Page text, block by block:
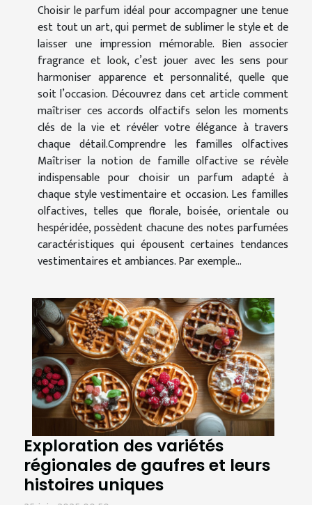
Choisir le parfum idéal pour accompagner une tenue
est tout un art, qui permet de sublimer le style et de
laisser une impression mémorable. Bien associer
fragrance et look, c’est jouer avec les sens pour
harmoniser apparence et personnalité, quelle que
soit l’occasion. Découvrez dans cet article comment
maîtriser ces accords olfactifs selon les moments
clés de la vie et révéler votre élégance à travers
chaque détail.Comprendre les familles olfactives
Maîtriser la notion de famille olfactive se révèle
indispensable pour choisir un parfum adapté à
chaque style vestimentaire et occasion. Les familles
olfactives, telles que florale, boisée, orientale ou
hespéridée, possèdent chacune des notes parfumées
caractéristiques qui épousent certaines tendances
vestimentaires et ambiances. Par exemple...
Exploration des variétés
régionales de gaufres et leurs
histoires uniques